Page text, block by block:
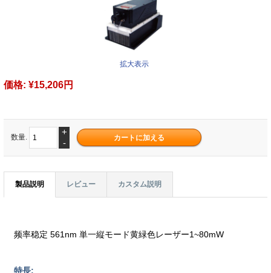
拡大表示
価格: ¥15,206円
数量.
+
-
製品説明 レビュー カスタム説明
频率稳定 561nm 単一縦モード黄緑色レーザー1~80mW
特長: